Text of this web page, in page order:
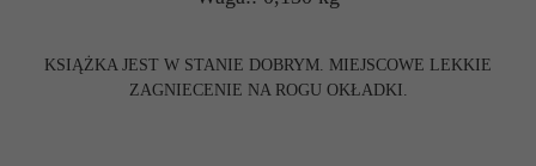
KSIĄŻKA JEST W STANIE DOBRYM. MIEJSCOWE LEKKIE
ZAGNIECENIE NA ROGU OKŁADKI.